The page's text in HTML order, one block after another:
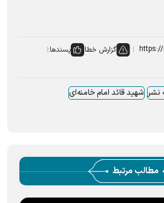
گزارش خطا
پسندها:
نشر شهید قائد امام خامنه‌ای
مطالب مرتبط